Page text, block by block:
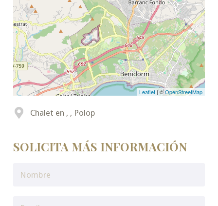
Leaflet | ©OpenStreetMap
Chalet en , , Polop
SOLICITA MÁS INFORMACIÓN